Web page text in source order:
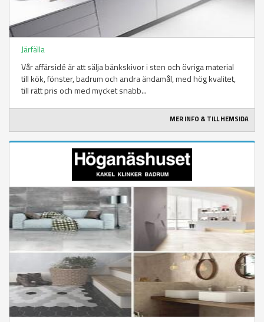
Järfälla
Vår affärsidé är att sälja bänkskivor i sten och övriga material
till kök, fönster, badrum och andra ändamål, med hög kvalitet,
till rätt pris och med mycket snabb...
MER INFO & TILL HEMSIDA